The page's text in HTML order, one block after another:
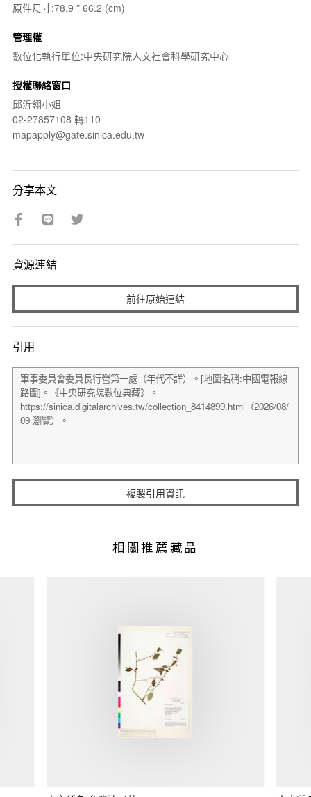
原件尺寸:78.9 * 66.2 (cm)
管理權
數位化執行單位:中央研究院人文社會科學研究中心
授權聯絡窗口
邱沂翎小姐
02-27857108 轉110
mapapply@gate.sinica.edu.tw
分享本文
資源連結
前往原始連結
引用
複製引用資訊
相關推薦藏品